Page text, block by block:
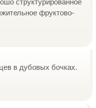
структурированное
фруктово-
в дубовых бочках.